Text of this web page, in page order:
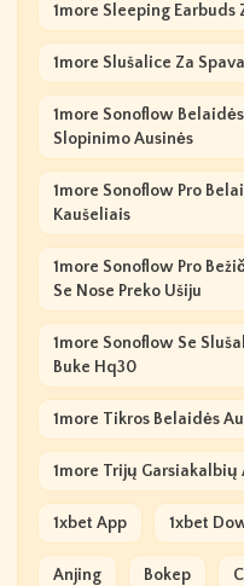
1more Sleeping Earbuds
1more Slušalice Za
1more Sonoflow
Slopinimo Ausinės
1more Sonoflow Pro
Kaušeliais
1more Sonoflow Pro
Se Nose Preko Ušiju
1more Sonoflow Se
Buke Hq30
1more Tikros Belaidės
1more Trijų Garsiakalbių
1xbet App 1xbet
Anjing Bokep